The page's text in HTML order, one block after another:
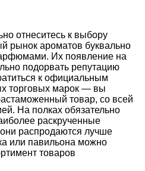
отнеситесь к выбору
рынок ароматов буквально
Их появление на
подорвать репутацию
к официальным
торговых марок — вы
товар, со всей
На полках обязательно
раскрученные
распродаются лучше
или павильона можно
товаров